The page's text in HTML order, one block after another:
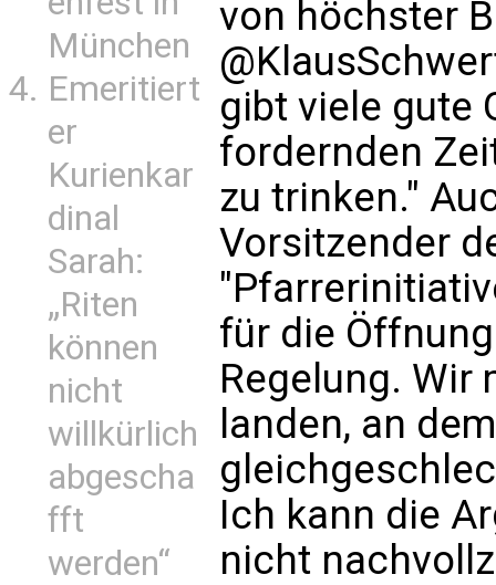
München
Emeritiert
er
Kurienkar
dinal
Sarah:
„Riten
können
nicht
willkürlich
abgescha
fft
werden“
von höchster
gibt viele gute
fordernden
zu trinken."
Vorsitzender
für die
Regelung. Wir
landen, an
Ich kann die
nicht